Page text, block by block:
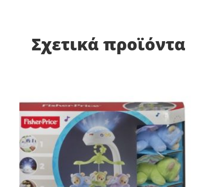
Σχετικά προϊόντα